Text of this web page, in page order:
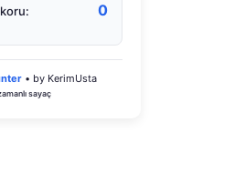
0
• by KerimUsta
sayaç